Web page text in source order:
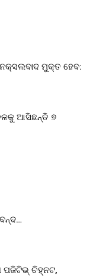
ନକ୍ସଲବାଦ ମୁକ୍ତ ହେବ:
ଆସିଛନ୍ତି ୭
ପଜିଟିଭ୍ ଚିହ୍ନଟ,